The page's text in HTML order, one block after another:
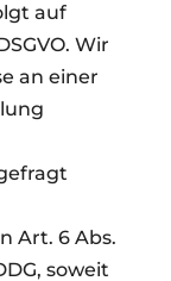
auf
Wir
an einer
Art. 6 Abs.
soweit